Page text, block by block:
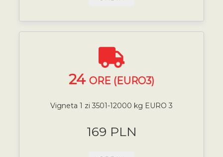
24 ORE (EURO3)
Vigneta 1 zi 3501-12000 kg EURO 3
169 PLN